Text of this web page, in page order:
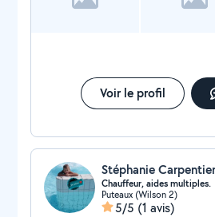
Voir le profil
Stéphanie Carpentier
Chauffeur, aides multiples.
Puteaux (Wilson 2)
5/5 (1 avis)